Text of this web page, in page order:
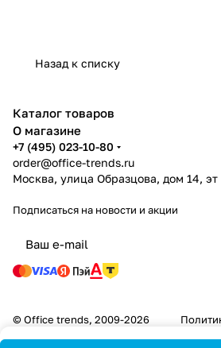
Назад к списку
Каталог товаров
О магазине
+7 (495) 023-10-80
order@office-trends.ru
Москва, улица Образцова, дом 14,
Подписаться на новости и акции
© Office trends, 2009-2026